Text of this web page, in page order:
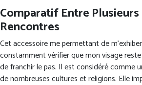
Comparatif Entre Plusieurs
Rencontres
Cet accessoire me permettant de
constamment vérifier que mon visage
de franchir le pas. Il est considéré comme
de nombreuses cultures et religions. Elle